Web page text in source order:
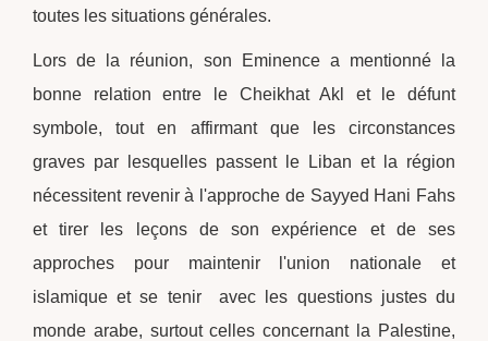
toutes les situations générales.
Lors de la réunion, son Eminence a mentionné la
bonne relation entre le Cheikhat Akl et le défunt
symbole, tout en affirmant que les circonstances
graves par lesquelles passent le Liban et la région
nécessitent revenir à l'approche de Sayyed Hani Fahs
et tirer les leçons de son expérience et de ses
approches pour maintenir l'union nationale et
islamique et se tenir avec les questions justes du
monde arabe, surtout celles concernant la Palestine,